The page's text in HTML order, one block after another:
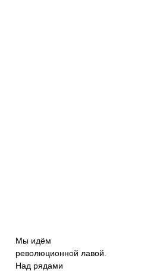
Мы идём
революционной лавой.
Над рядами